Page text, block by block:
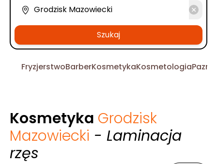
Szukaj
FryzjerstwoBarberKosmetykaKosmetologia
Kosmetyka Grodzisk
Mazowiecki - Laminacja
rzęs